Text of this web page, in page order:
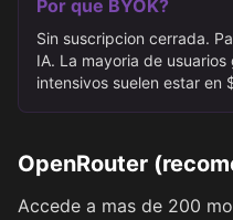
Por que BYOK?
Sin suscripcion cerrada.
IA. La mayoria de
intensivos suelen estar en
OpenRouter
Accede a mas de 200